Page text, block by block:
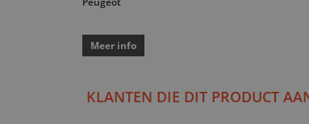
Meer info
KLANTEN DIE DIT PRODUCT